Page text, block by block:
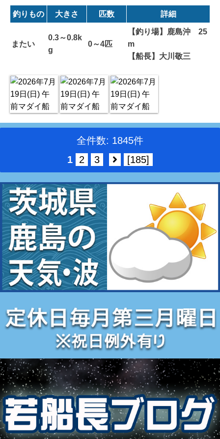
釣りもの 大きさ 匹数 詳細
またい
0.3～0.8k
g
0～4匹
【釣り場】鹿島沖 25
m
【船長】大川敬三
全件数: 1845件
1
2 3 [185]